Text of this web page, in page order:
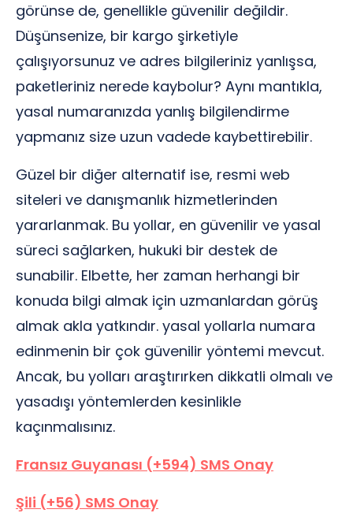
görünse de, genellikle güvenilir değildir.
Düşünsenize, bir kargo şirketiyle
çalışıyorsunuz ve adres bilgileriniz yanlışsa,
paketleriniz nerede kaybolur? Aynı mantıkla,
yasal numaranızda yanlış bilgilendirme
yapmanız size uzun vadede kaybettirebilir.
Güzel bir diğer alternatif ise, resmi web
siteleri ve danışmanlık hizmetlerinden
yararlanmak. Bu yollar, en güvenilir ve yasal
süreci sağlarken, hukuki bir destek de
sunabilir. Elbette, her zaman herhangi bir
konuda bilgi almak için uzmanlardan görüş
almak akla yatkındır. yasal yollarla numara
edinmenin bir çok güvenilir yöntemi mevcut.
Ancak, bu yolları araştırırken dikkatli olmalı ve
yasadışı yöntemlerden kesinlikle
kaçınmalısınız.
Fransız Guyanası (+594) SMS Onay
Şili (+56) SMS Onay